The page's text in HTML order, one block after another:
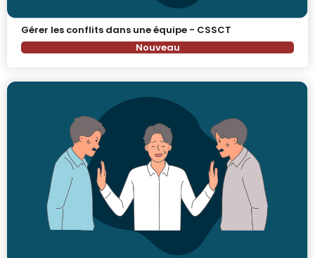
Gérer les conflits dans une équipe - CSSCT
Nouveau